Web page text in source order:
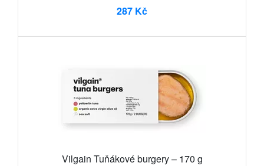
287 Kč
Vilgain Tuňákové burgery – 170 g